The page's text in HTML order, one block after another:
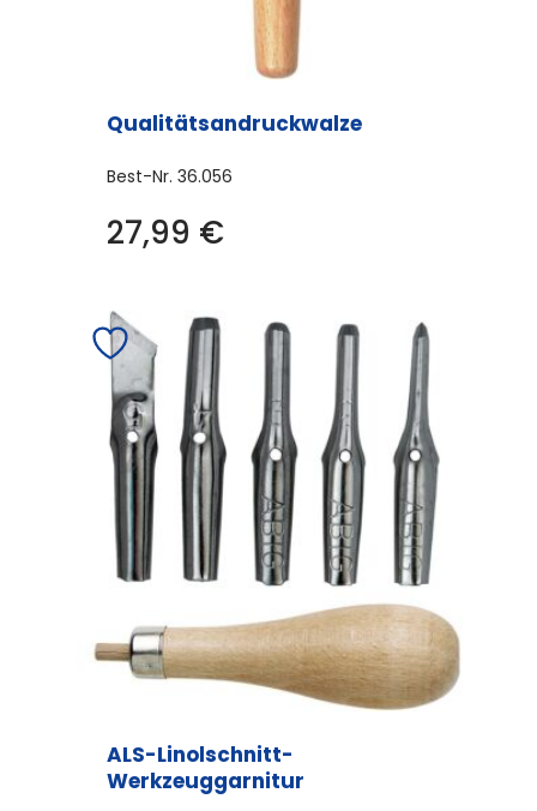
werden
Qualitätsandruckwalze
Best-Nr. 36.056
27,99 €
ALS-Linolschnitt-
Werkzeuggarnitur